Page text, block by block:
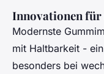
Innovationen für
Modernste
mit Haltbarkeit -
besonders bei